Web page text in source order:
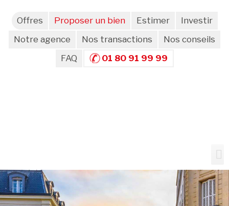
Offres Proposer un bien Estimer
Investir
Notre agence
Nos transactions
Nos conseils
FAQ
01 80 91 99 99